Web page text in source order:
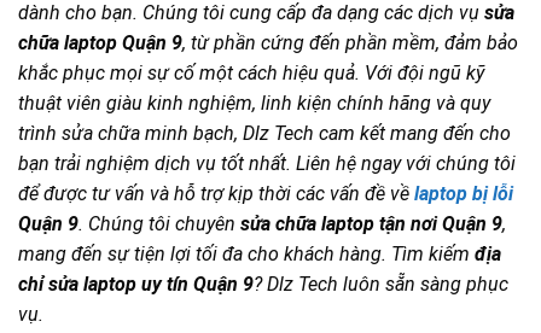
dành cho bạn. Chúng tôi cung cấp đa dạng các dịch vụ sửa
chữa laptop Quận 9, từ phần cứng đến phần mềm, đảm bảo
khắc phục mọi sự cố một cách hiệu quả. Với đội ngũ kỹ
thuật viên giàu kinh nghiệm, linh kiện chính hãng và quy
trình sửa chữa minh bạch, Dlz Tech cam kết mang đến cho
bạn trải nghiệm dịch vụ tốt nhất. Liên hệ ngay với chúng tôi
để được tư vấn và hỗ trợ kịp thời các vấn đề về laptop bị lỗi
Quận 9. Chúng tôi chuyên sửa chữa laptop tận nơi Quận 9,
mang đến sự tiện lợi tối đa cho khách hàng. Tìm kiếm địa
chỉ sửa laptop uy tín Quận 9? Dlz Tech luôn sẵn sàng phục
vụ.